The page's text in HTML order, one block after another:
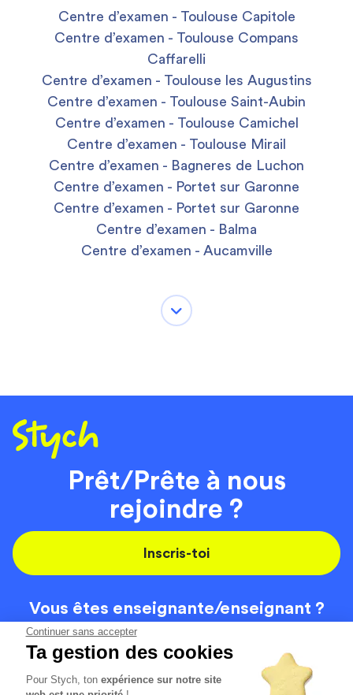
Continuer sans accepter
Ta gestion des cookies
Pour Stych, tonexpérience sur notre site
Centre d’examen - Toulouse Capitole
Centre d’examen - Toulouse Compans
Caffarelli
Centre d’examen - Toulouse les Augustins
Centre d’examen - Toulouse Saint-Aubin
Centre d’examen - Toulouse Camichel
Centre d’examen - Toulouse Mirail
Centre d’examen - Bagneres de Luchon
Centre d’examen - Portet sur Garonne
Centre d’examen - Portet sur Garonne
Centre d’examen - Balma
Centre d’examen - Aucamville
Prêt/Prête à nous
rejoindre ?
Inscris-toi
Vous êtes enseignante/enseignant ?
On recrute
Code de la route Contact